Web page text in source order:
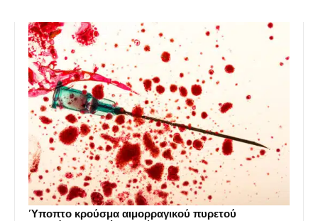
Ύποπτο κρούσμα αιμορραγικού πυρετού